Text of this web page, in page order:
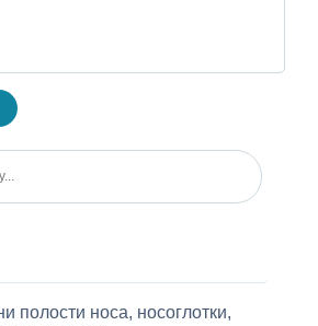
полости носа, носоглотки,